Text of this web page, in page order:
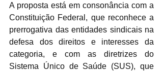
A proposta está em consonância com a
Constituição Federal, que reconhece a
prerrogativa das entidades sindicais na
defesa dos direitos e interesses da
categoria, e com as diretrizes do
Sistema Único de Saúde (SUS), que